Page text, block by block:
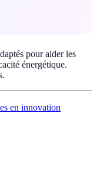
pour aider les
énergétique.
en innovation